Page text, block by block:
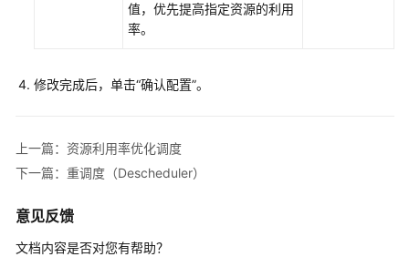
节
作
载
值，优先提高指定资源的利用
率。
修改完成后，单击“确认配置”。
上一篇：资源利用率优化调度
下一篇：重调度（Descheduler）
意见反馈
文档内容是否对您有帮助？